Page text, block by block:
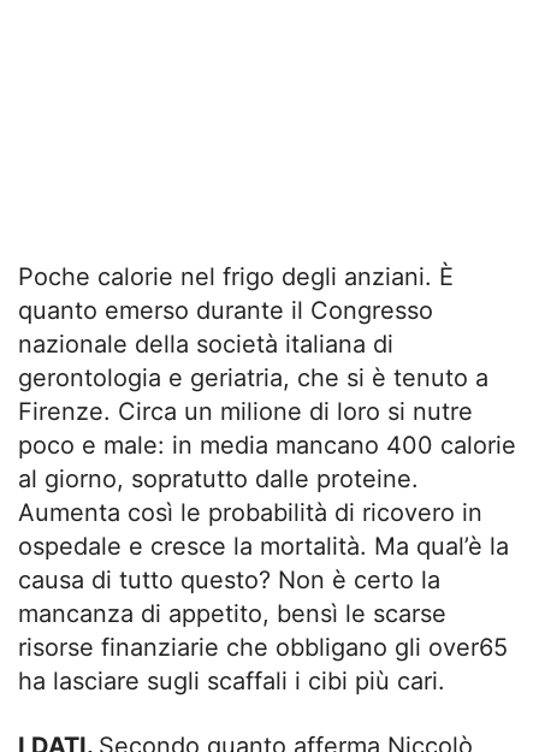
Poche calorie nel frigo degli anziani. È
quanto emerso durante il Congresso
nazionale della società italiana di
gerontologia e geriatria, che si è tenuto a
Firenze. Circa un milione di loro si nutre
poco e male: in media mancano 400 calorie
al giorno, sopratutto dalle proteine.
Aumenta così le probabilità di ricovero in
ospedale e cresce la mortalità. Ma qual’è la
causa di tutto questo? Non è certo la
mancanza di appetito, bensì le scarse
risorse finanziarie che obbligano gli over65
ha lasciare sugli scaffali i cibi più cari.
I DATI. Secondo quanto afferma Niccolò